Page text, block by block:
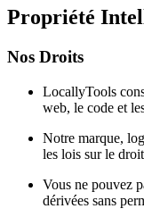
Propriété
Nos Droits
LocallyTools
web, le code et
Notre marque,
les lois sur le
Vous ne pouvez
dérivées sans